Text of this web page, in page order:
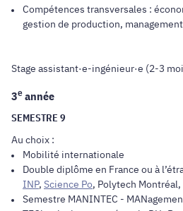
Compétences transversales :
gestion de production,
Stage assistant·e-ingénieur·e (2-3
3eannée
SEMESTRE 9
Au choix :
Mobilité internationale
Double diplôme en France ou à
INP, Science Po, Polytech
Semestre MANINTEC -